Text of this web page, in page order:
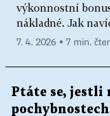
výkonnostní
nákladné. Jak
7. 4. 2026 ▪ 7 min.
Ptáte se, jestli